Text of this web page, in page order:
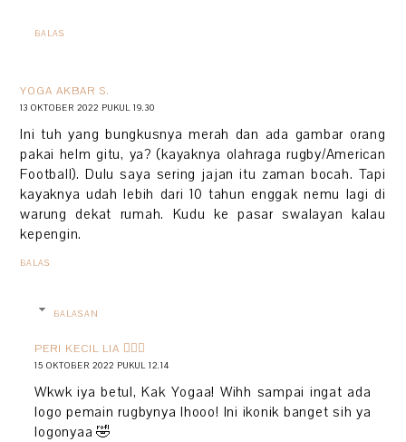
BALAS
YOGA AKBAR S.
13 OKTOBER 2022 PUKUL 19.30
Ini tuh yang bungkusnya merah dan ada gambar orang
pakai helm gitu, ya? (kayaknya olahraga rugby/American
Football). Dulu saya sering jajan itu zaman bocah. Tapi
kayaknya udah lebih dari 10 tahun enggak nemu lagi di
warung dekat rumah. Kudu ke pasar swalayan kalau
kepengin.
BALAS
BALASAN
PERI KECIL LIA 🧚🏻‍♀️
15 OKTOBER 2022 PUKUL 12.14
Wkwk iya betul, Kak Yogaa! Wihh sampai ingat ada
logo pemain rugbynya lhooo! Ini ikonik banget sih ya
logonyaa 🤣